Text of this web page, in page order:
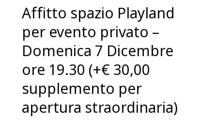
Affitto spazio Playland
per evento privato –
Domenica 7 Dicembre
ore 19.30 (+€ 30,00
supplemento per
apertura straordinaria)